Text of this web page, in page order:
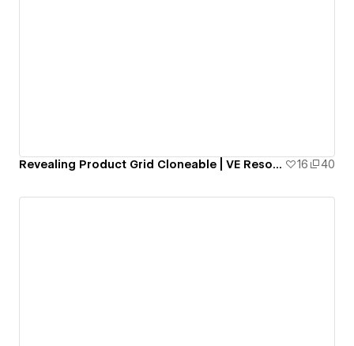
Revealing Product Grid Cloneable | VE Resources 16 40